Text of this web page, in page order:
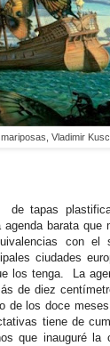
Vladimir
de tapas
barata
con el
ciudades
los tenga. La
de diez
de los doce
tiene de
que inauguré la